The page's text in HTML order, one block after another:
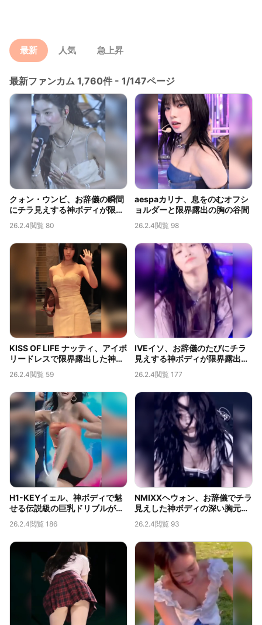
最新 人気 急上昇
最新ファンカム 1,760件 - 1/147ページ
クォン・ウンビ、お辞儀の瞬間
にチラ見えする神ボディが限界
露出だと話題に
26.2.4閲覧 80
aespaカリナ、息をのむオフシ
ョルダーと限界露出の胸の谷間
26.2.4閲覧 98
KISS OF LIFE ナッティ、アイボ
リードレスで限界露出した神ボ
ディと深い胸の谷間
26.2.4閲覧 59
IVEイソ、お辞儀のたびにチラ
見えする神ボディが限界露出す
ぎると話題
26.2.4閲覧 177
H1-KEYイェル、神ボディで魅
せる伝説級の巨乳ドリブルが話
26.2.4閲覧 186
NMIXXヘウォン、お辞儀でチラ
見えした神ボディの深い胸元が
限界露出
26.2.4閲覧 93